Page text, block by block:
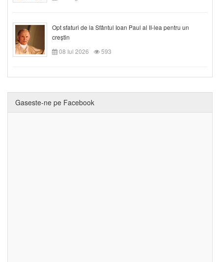
Opt sfaturi de la Sfântul Ioan Paul al II-lea pentru un
creștin
08 Iul 2026
593
Gaseste-ne pe Facebook